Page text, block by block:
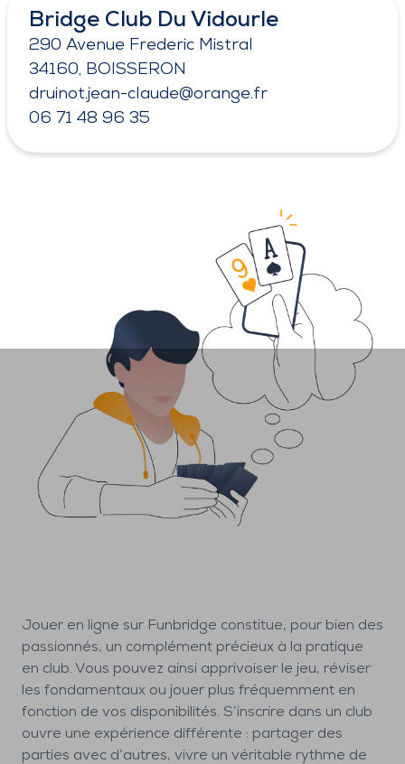
Bridge Club Du Vidourle
290 Avenue Frederic Mistral
34160, BOISSERON
druinot.jean-claude@orange.fr
06 71 48 96 35
Jouer en ligne sur Funbridge constitue, pour bien des
passionnés, un complément précieux à la pratique
en club. Vous pouvez ainsi apprivoiser le jeu, réviser
les fondamentaux ou jouer plus fréquemment en
fonction de vos disponibilités. S’inscrire dans un club
ouvre une expérience différente : partager des
parties avec d’autres, vivre un véritable rythme de